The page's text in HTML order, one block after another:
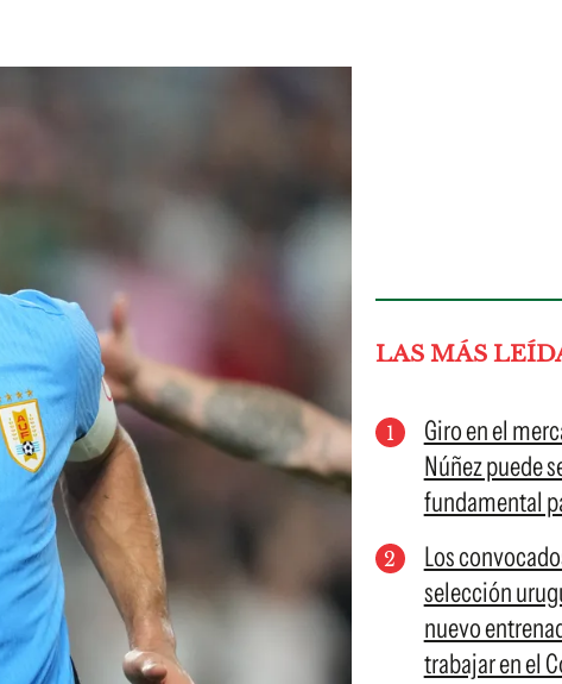
LAS MÁS
Giro en el
Núñez puede
fundamental
Los
selección
nuevo
trabajar en el